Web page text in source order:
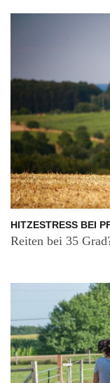
HITZESTRESS BEI
Reiten bei 35